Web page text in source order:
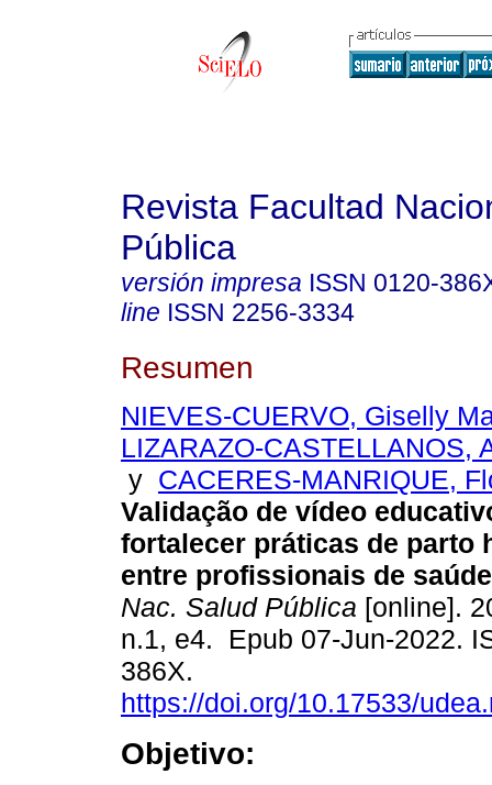
Revista Facultad
Pública
versión impresa ISSN 0120-
line ISSN 2256-3334
Resumen
NIEVES-CUERVO, Giselly
LIZARAZO-CASTELLANOS,
y CACERES-MANRIQUE,
Validação de vídeo
fortalecer práticas de parto
entre profissionais de
Nac. Salud Pública [online].
n.1, e4. Epub 07-Jun-2022.
386X.
https://doi.org/10.17533/
Objetivo: